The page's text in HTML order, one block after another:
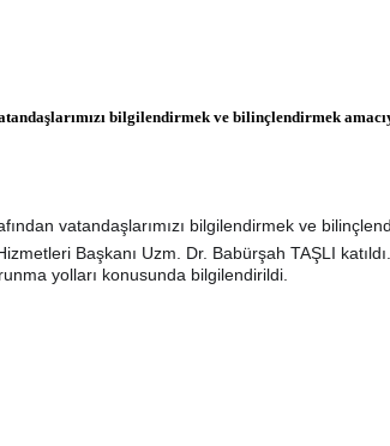
bilgilendirmek ve bilinçlendirmek
vatandaşlarımızı bilgilendirmek ve
Başkanı Uzm. Dr. Babürşah TAŞLI katıldı.
yolları konusunda bilgilendirildi.